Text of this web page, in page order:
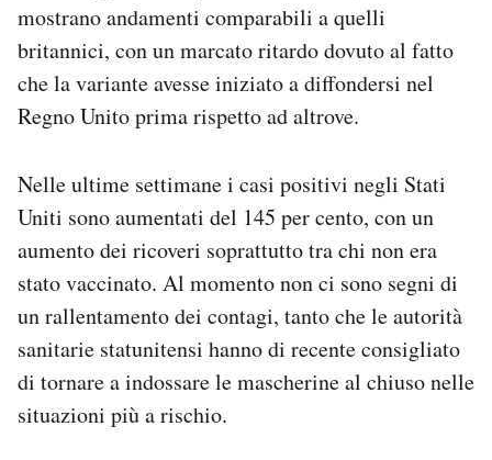
mostrano andamenti comparabili a quelli
britannici, con un marcato ritardo dovuto al fatto
che la variante avesse iniziato a diffondersi nel
Regno Unito prima rispetto ad altrove.
Nelle ultime settimane i casi positivi negli Stati
Uniti sono aumentati del 145 per cento, con un
aumento dei ricoveri soprattutto tra chi non era
stato vaccinato. Al momento non ci sono segni di
un rallentamento dei contagi, tanto che le autorità
sanitarie statunitensi hanno di recente consigliato
di tornare a indossare le mascherine al chiuso nelle
situazioni più a rischio.